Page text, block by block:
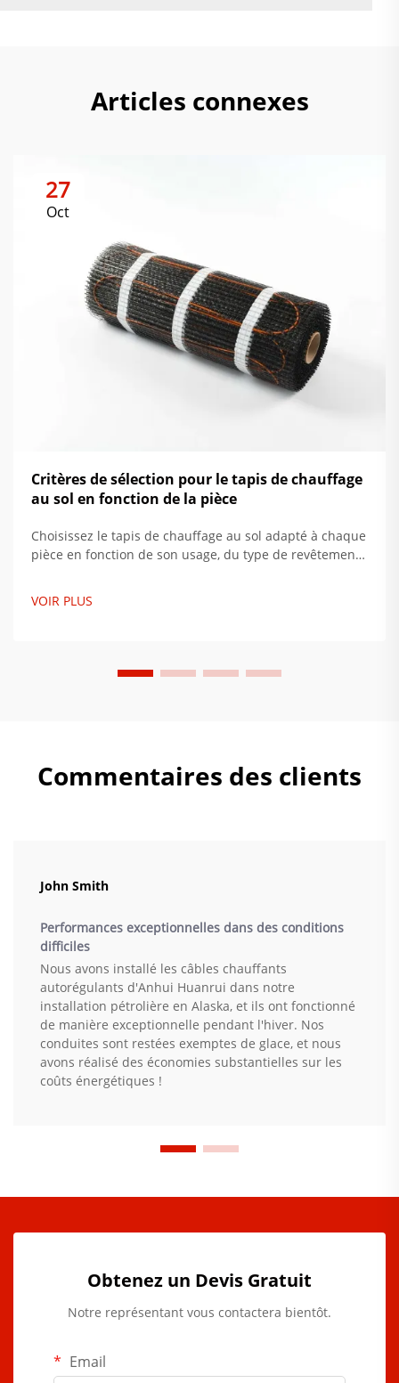
Articles connexes
27
Oct
Critères de sélection pour le tapis de chauffage
au sol en fonction de la pièce
Choisissez le tapis de chauffage au sol adapté à chaque
pièce en fonction de son usage, du type de revêtement
maintenant nos conseils d'installation par des experts.
VOIR PLUS
Commentaires des clients
John Smith
Performances exceptionnelles dans des conditions
difficiles
Nous avons installé les câbles chauffants
autorégulants d'Anhui Huanrui dans notre
installation pétrolière en Alaska, et ils ont fonctionné
de manière exceptionnelle pendant l'hiver. Nos
conduites sont restées exemptes de glace, et nous
avons réalisé des économies substantielles sur les
coûts énergétiques !
Obtenez un Devis Gratuit
Notre représentant vous contactera bientôt.
Email